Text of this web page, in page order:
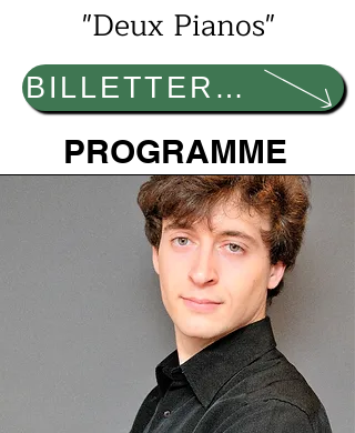
"Deux Pianos"
BILLETTERIE
PROGRAMME